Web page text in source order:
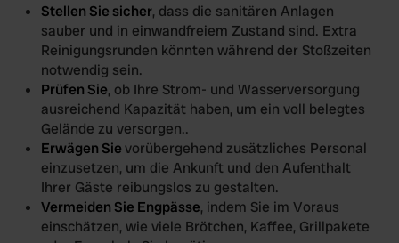
Stellen Sie sicher, dass die sanitären Anlagen
sauber und in einwandfreiem Zustand sind. Extra
Reinigungsrunden könnten während der Stoßzeiten
notwendig sein.
Prüfen Sie, ob Ihre Strom- und Wasserversorgung
ausreichend Kapazität haben, um ein voll belegtes
Gelände zu versorgen..
Erwägen Sievorübergehend zusätzliches Personal
einzusetzen, um die Ankunft und den Aufenthalt
Ihrer Gäste reibungslos zu gestalten.
Vermeiden Sie Engpässe, indem Sie im Voraus
einschätzen, wie viele Brötchen, Kaffee, Grillpakete